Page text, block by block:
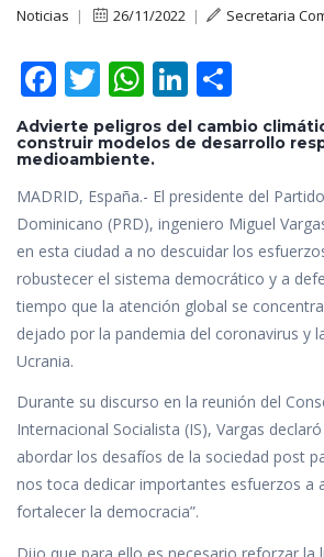
Noticias | 26/11/2022 | Secretaria
F
ac
e
b
o
o
k
T
w
itt
er
W
h
at
s
A
p
p
Li
n
k
e
dI
n
o
m
p
ar
ti
r
Advierte peligros del cambio
construir modelos de desarrollo
medioambiente.
MADRID, España.- El presidente del
Dominicano (PRD), ingeniero Miguel
en esta ciudad a no descuidar los
robustecer el sistema democrático y a
tiempo que la atención global se
dejado por la pandemia del coronavirus y
Ucrania.
Durante su discurso en la reunión del
Internacional Socialista (IS), Vargas
abordar los desafíos de la sociedad post
nos toca dedicar importantes esfuerzos a
fortalecer la democracia”.
Dijo que para ello es necesario reforzar la